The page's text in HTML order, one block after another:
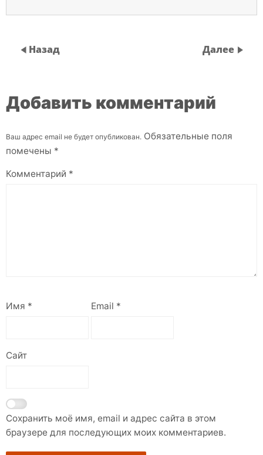
Назад Далее
Добавить комментарий
Ваш адрес email не будет опубликован. Обязательные поля
помечены *
Комментарий *
Имя * Email *
Сайт
Сохранить моё имя, email и адрес сайта в этом
браузере для последующих моих комментариев.